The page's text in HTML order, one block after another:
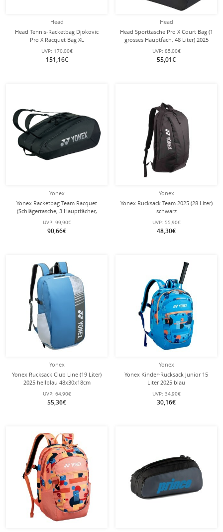
Head
Head Tennis-Racketbag Djokovic
Pro X Racquet Bag XL
(Schlägertasche, 3 Hauptfächer) 2025
schwarz 12er
UVP: 170,00€
151,16€
Head
Head Sporttasche Pro X Court Bag (1
grosses Hauptfach, 48 Liter) 2025
schwarz
UVP: 85,00€
55,01€
Yonex
Yonex Racketbag Team Racquet
(Schlägertasche, 3 Hauptfächer,
Schuhfach) 2025 schwarz 12er
UVP: 99,90€
90,66€
Yonex
Yonex Rucksack Team 2025 (28 Liter)
schwarz
UVP: 55,90€
48,30€
Yonex
Yonex Rucksack Club Line (19 Liter)
2025 hellblau 48x30x18cm
UVP: 64,90€
55,36€
Yonex
Yonex Kinder-Rucksack Junior 15
Liter 2025 blau
UVP: 34,90€
30,16€